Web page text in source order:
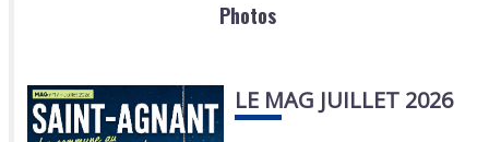
Photos
LE MAG JUILLET 2026